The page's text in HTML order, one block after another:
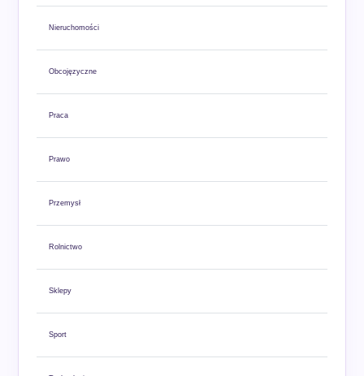
Nieruchomości
Obcojęzyczne
Praca
Prawo
Przemysł
Rolnictwo
Sklepy
Sport